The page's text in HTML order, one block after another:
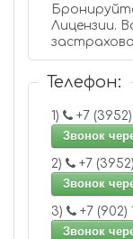
Лицензии.
Телефон:
1)
Звонок
2)
Звонок
3)
Звонок